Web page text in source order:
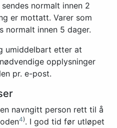
normalt innen 2
er mottatt. Varer som
normalt innen 5 dager.
umiddelbart etter at
opplysninger
pr. e-post.
navngitt person rett til å
4). I god tid før utløpet